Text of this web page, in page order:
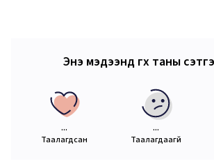
Энэ мэдээнд өгөх таны
...
Таалагдсан
...
Таалагдаагүй